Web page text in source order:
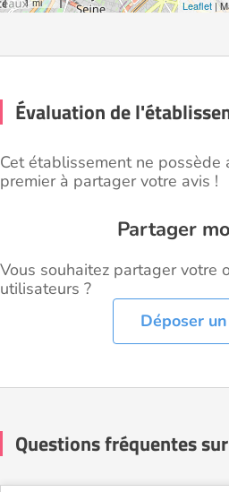
Leaflet|
Évaluation de
Cet établissement ne possède
premier à partager votre avis !
Partager
Vous souhaitez partager votre
utilisateurs ?
Déposer
Questions fréquentes